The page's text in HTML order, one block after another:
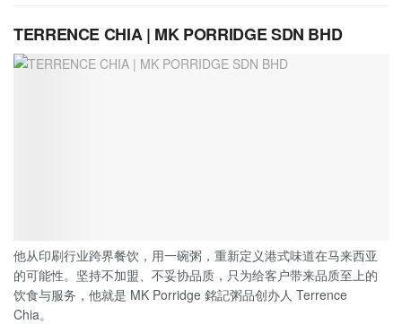
TERRENCE CHIA | MK PORRIDGE SDN BHD
他从印刷行业跨界餐饮，用一碗粥，重新定义港式味道在马来西亚
的可能性。坚持不加盟、不妥协品质，只为给客户带来品质至上的
饮食与服务，他就是 MK Porridge 銘記粥品创办人 Terrence
Chia。